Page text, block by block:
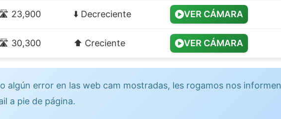
23,900 ⬇️ Decreciente VER CÁMARA
30,300 ⬆️ Creciente VER CÁMARA
algún error en las web cam mostradas, les rogamos nos informen
a pie de página.